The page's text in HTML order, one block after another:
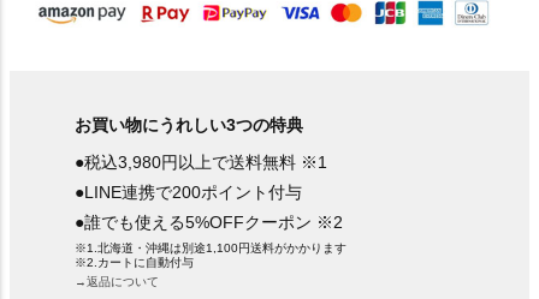
お買い物にうれしい3つの特典
●税込3,980円以上で送料無料 ※1
●LINE連携で200ポイント付与
●誰でも使える5%OFFクーポン ※2
※1.北海道・沖縄は別途1,100円送料がかかります
※2.カートに自動付与
→返品について